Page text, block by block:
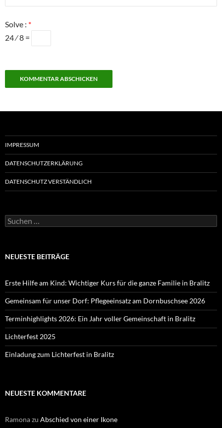
Solve : *
24 ⁄ 8 =
IMPRESSUM
DATENSCHUTZERKLÄRUNG
DATENSCHUTZ VERSTÄNDLICH
Suchen
nach:
NEUESTE BEITRÄGE
Erste Hilfe am Kind: Wichtiger Kurs für die ganze Familie in Bralitz
Gemeinsam für unser Dorf: Pflegeeinsatz am Dornbuschsee 2026
Terminhighlights 2026: Ein Jahr voller Gemeinschaft in Bralitz
Lichterfest 2025
Einladung zum Lichterfest in Bralitz
NEUESTE KOMMENTARE
Ramonazu Abschied von einer Ikone